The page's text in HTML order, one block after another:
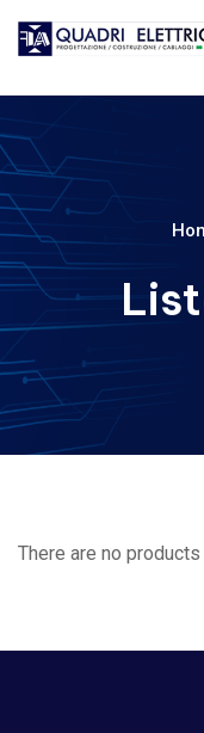
There are no